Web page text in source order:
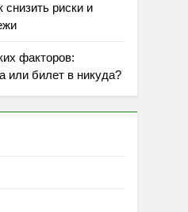
снизить риски и
факторов:
или билет в никуда?